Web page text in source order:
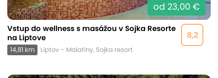
od 23,00 €
8,2
Vstup do wellness s masážou v Sojka Resorte
na Liptove
14,81 km Liptov – Malatíny, Sojka resort